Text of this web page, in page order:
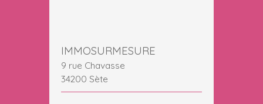
IMMOSURMESURE
9 rue Chavasse
34200 Sète